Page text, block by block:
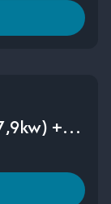
+